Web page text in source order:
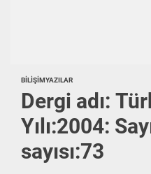
BILIŞIMYAZILAR
Dergi adı:
Yılı:2004:
sayısı:73